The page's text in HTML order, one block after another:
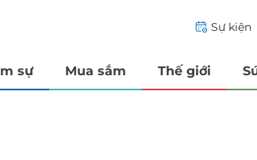
Sự kiện
sự Mua sắm Thế giới